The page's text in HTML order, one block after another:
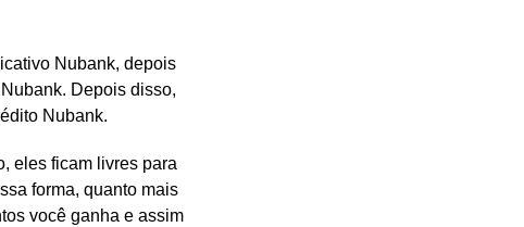
Nubank, depois
Depois disso,
Nubank.
eles ficam livres para
forma, quanto mais
você ganha e assim